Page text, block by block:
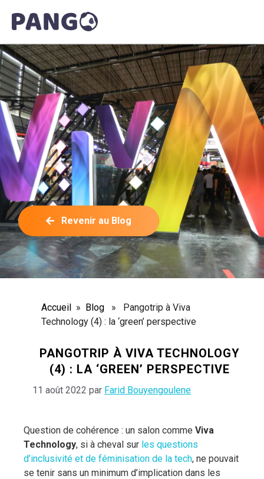
Revenir au Blog
Accueil » Blog » Pangotrip à Viva
Technology (4) : la ‘green’ perspective
PANGOTRIP À VIVA TECHNOLOGY
(4) : LA ‘GREEN’ PERSPECTIVE
11 août 2022 par Farid Bouyengoulene
Question de cohérence : un salon comme Viva
Technology, si à cheval sur les questions
d’inclusivité et de féminisation de la tech, ne pouvait
se tenir sans un minimum d’implication dans les